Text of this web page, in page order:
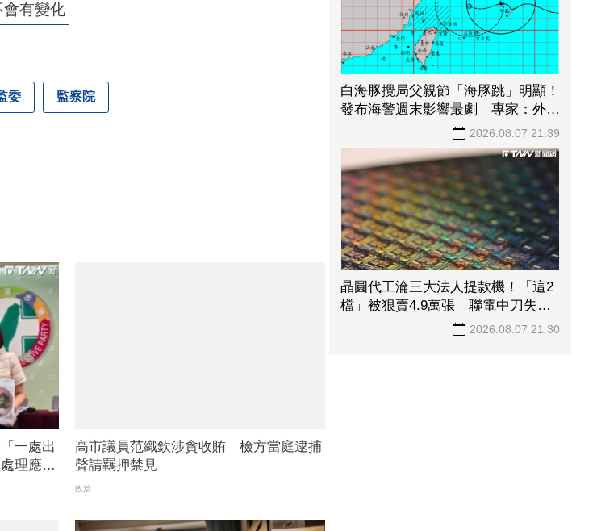
有變化
委 監察院
一處出
理應公
高市議員范織欽涉貪收賄 檢方當庭逮捕
聲請羈押禁見
政治
白海豚攪局父親節「海豚跳」明顯！
發布海警週末影響最劇 專家：外圍
2026.08.07 21:39
晶圓代工淪三大法人提款機！「這2
檔」被狠賣4.9萬張 聯電中刀失血
2026.08.07 21:30